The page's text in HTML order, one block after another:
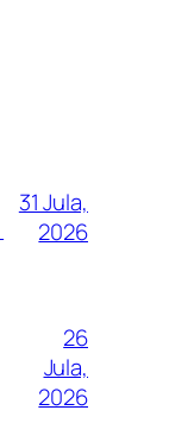
31 Jula,
2026
26
Jula,
2026